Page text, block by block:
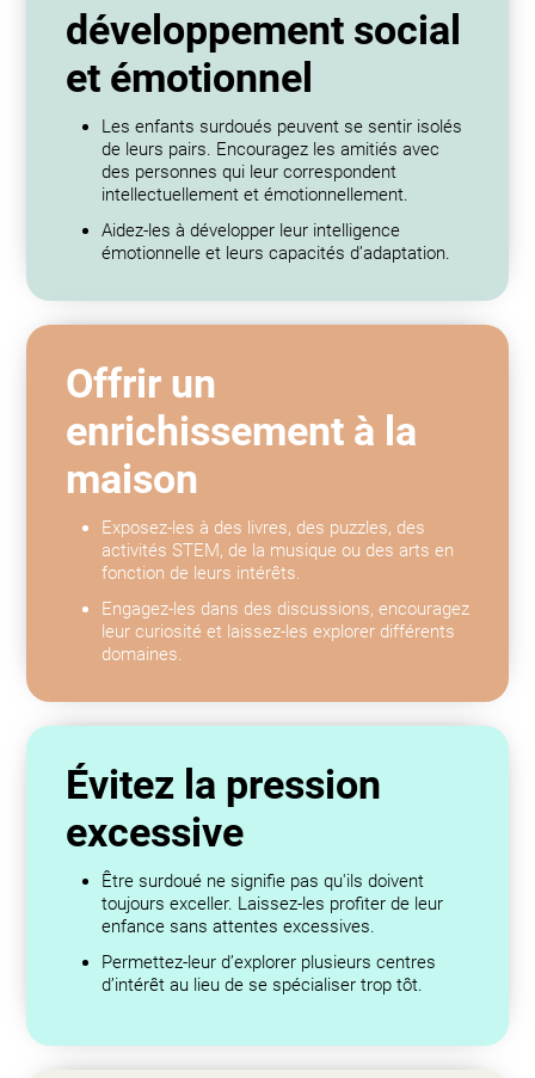
développement social
et émotionnel
Les enfants surdoués peuvent se sentir isolés
de leurs pairs. Encouragez les amitiés avec
des personnes qui leur correspondent
intellectuellement et émotionnellement.
Aidez-les à développer leur intelligence
émotionnelle et leurs capacités d’adaptation.
Offrir un
enrichissement à la
maison
Exposez-les à des livres, des puzzles, des
activités STEM, de la musique ou des arts en
fonction de leurs intérêts.
Engagez-les dans des discussions, encouragez
leur curiosité et laissez-les explorer différents
domaines.
Évitez la pression
excessive
Être surdoué ne signifie pas qu'ils doivent
toujours exceller. Laissez-les profiter de leur
enfance sans attentes excessives.
Permettez-leur d’explorer plusieurs centres
d’intérêt au lieu de se spécialiser trop tôt.